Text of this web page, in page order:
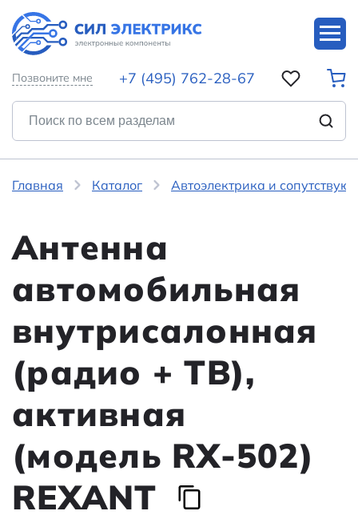
Позвоните мне +7 (495) 762-28-67
Главная Каталог Автоэлектрика и
Антенна
автомобильная
внутрисалонная
(радио + ТВ),
активная
(модель RX-502)
REXANT